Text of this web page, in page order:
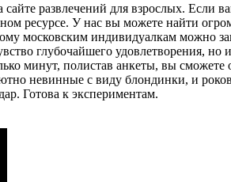
развлечений для взрослых. Если
ресурсе. У нас вы можете найти
московским индивидуалкам можно
глубочайшего удовлетворения, но
минут, полистав анкеты, вы сможете
невинные с виду блондинки, и
Готова к экспериментам.